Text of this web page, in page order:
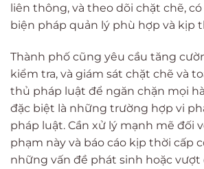
liên thông, và theo dõi chặt chẽ,
biện pháp quản lý phù hợp và kịp
Thành phố cũng yêu cầu tăng
kiểm tra, và giám sát chặt chẽ và
thủ pháp luật để ngăn chặn mọi
đặc biệt là những trường hợp vi
pháp luật. Cần xử lý mạnh mẽ đối
phạm này và báo cáo kịp thời cấp
những vấn đề phát sinh hoặc vượt